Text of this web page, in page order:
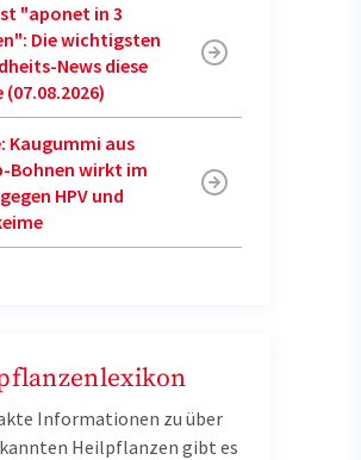
"aponet in 3
Die wichtigsten
News diese
(07.08.2026)
Kaugummi aus
Bohnen wirkt im
HPV und
Informationen zu über
Heilpflanzen gibt es